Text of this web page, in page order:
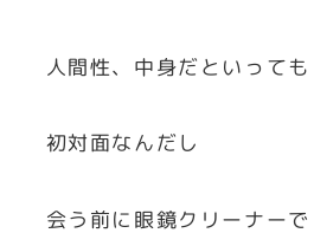
人間性、中身だといっても
初対面なんだし
会う前に眼鏡クリーナーで